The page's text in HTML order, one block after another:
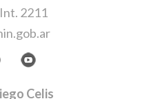
2211
Celis